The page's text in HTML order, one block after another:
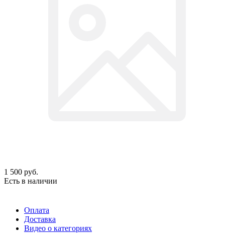
1 500 руб.
Есть в наличии
Оплата
Доставка
Видео о категориях